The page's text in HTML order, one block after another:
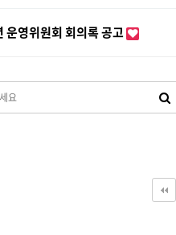
영위원회 회의록 공고